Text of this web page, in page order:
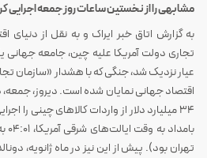
مشابهی را از نخستین ساعات روز جمعه اجرایی
به گزارش اتاق خبر ایراک و به نقل از دنیای
تجاری دولت آمریکا علیه چین، جامعه
عیار نزدیک ‌شد، جنگی که با هشدار «سازمان
اقتصاد جهانی نمایان شده است. دیروز، جمعه،
تهران بود). پیش از این نیز در ماه ژانویه،